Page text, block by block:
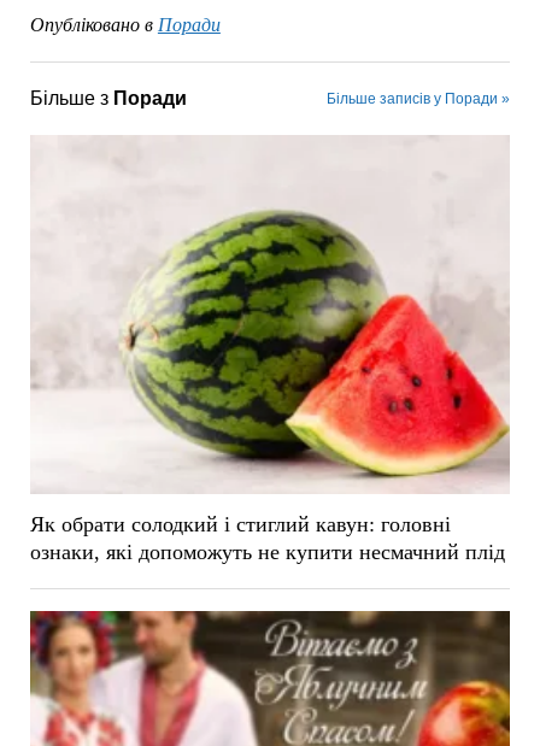
Опубліковано в Поради
Більше з Поради Більше записів у Поради »
Як обрати солодкий і стиглий кавун: головні
ознаки, які допоможуть не купити несмачний плід